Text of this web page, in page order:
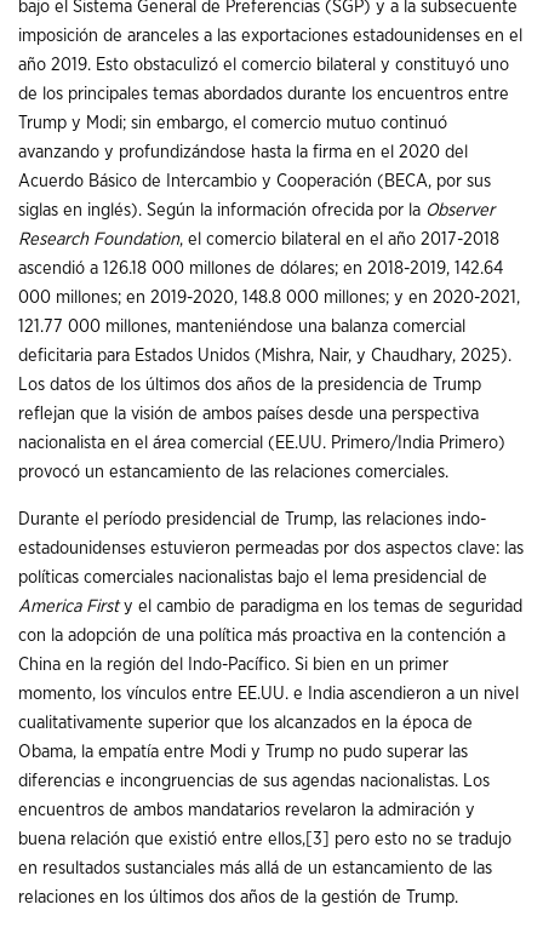
bajo el Sistema General de Preferencias (SGP) y a la subsecuente
imposición de aranceles a las exportaciones estadounidenses en el
año 2019. Esto obstaculizó el comercio bilateral y constituyó uno
de los principales temas abordados durante los encuentros entre
Trump y Modi; sin embargo, el comercio mutuo continuó
avanzando y profundizándose hasta la firma en el 2020 del
Acuerdo Básico de Intercambio y Cooperación (BECA, por sus
siglas en inglés). Según la información ofrecida por la Observer
Research Foundation, el comercio bilateral en el año 2017-2018
ascendió a 126.18 000 millones de dólares; en 2018-2019, 142.64
000 millones; en 2019-2020, 148.8 000 millones; y en 2020-2021,
121.77 000 millones, manteniéndose una balanza comercial
deficitaria para Estados Unidos (Mishra, Nair, y Chaudhary, 2025).
Los datos de los últimos dos años de la presidencia de Trump
reflejan que la visión de ambos países desde una perspectiva
nacionalista en el área comercial (EE.UU. Primero/India Primero)
provocó un estancamiento de las relaciones comerciales.
Durante el período presidencial de Trump, las relaciones indo-
estadounidenses estuvieron permeadas por dos aspectos clave: las
políticas comerciales nacionalistas bajo el lema presidencial de
America Firsty el cambio de paradigma en los temas de seguridad
con la adopción de una política más proactiva en la contención a
China en la región del Indo-Pacífico. Si bien en un primer
momento, los vínculos entre EE.UU. e India ascendieron a un nivel
cualitativamente superior que los alcanzados en la época de
Obama, la empatía entre Modi y Trump no pudo superar las
diferencias e incongruencias de sus agendas nacionalistas. Los
encuentros de ambos mandatarios revelaron la admiración y
buena relación que existió entre ellos,[3] pero esto no se tradujo
en resultados sustanciales más allá de un estancamiento de las
relaciones en los últimos dos años de la gestión de Trump.